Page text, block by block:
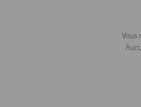
Vous